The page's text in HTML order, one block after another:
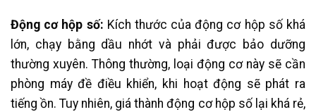
Động cơ hộp số: Kích thước của động cơ hộp số khá
lớn, chạy bằng dầu nhớt và phải được bảo dưỡng
thường xuyên. Thông thường, loại động cơ này sẽ cần
phòng máy đề điều khiển, khi hoạt động sẽ phát ra
tiếng ồn. Tuy nhiên, giá thành động cơ hộp số lại khá rẻ,